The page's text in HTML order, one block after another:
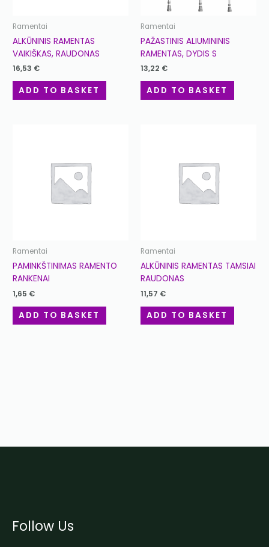
Ramentai
ALKŪNINIS RAMENTAS
VAIKIŠKAS, RAUDONAS
16,53 €
ADD TO BASKET
Ramentai
PAŽASTINIS ALIUMININIS
RAMENTAS, DYDIS S
13,22 €
ADD TO BASKET
Ramentai
PAMINKŠTINIMAS RAMENTO
RANKENAI
1,65 €
ADD TO BASKET
Ramentai
ALKŪNINIS RAMENTAS TAMSIAI
RAUDONAS
11,57 €
ADD TO BASKET
Follow Us